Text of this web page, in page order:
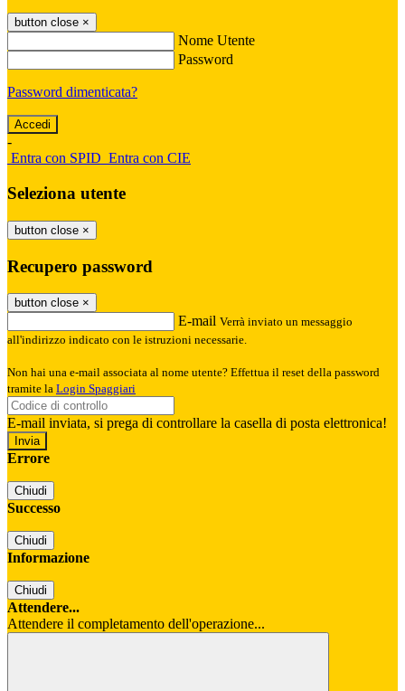
button close ×
Nome Utente
Password
Password dimenticata?
-
Entra con SPID Entra con CIE
Seleziona utente
button close ×
Recupero password
button close ×
E-mail Verrà inviato un messaggio
all'indirizzo indicato con le istruzioni necessarie.
Non hai una e-mail associata al nome utente? Effettua il reset della password
tramite la Login Spaggiari
E-mail inviata, si prega di controllare la casella di posta elettronica!
Errore
Chiudi
Successo
Chiudi
Informazione
Chiudi
Attendere...
Attendere il completamento dell'operazione...